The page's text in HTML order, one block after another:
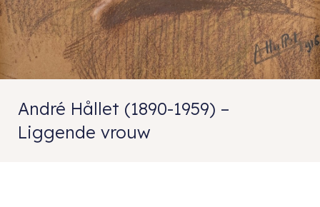
André Hållet (1890-1959) –
Liggende vrouw